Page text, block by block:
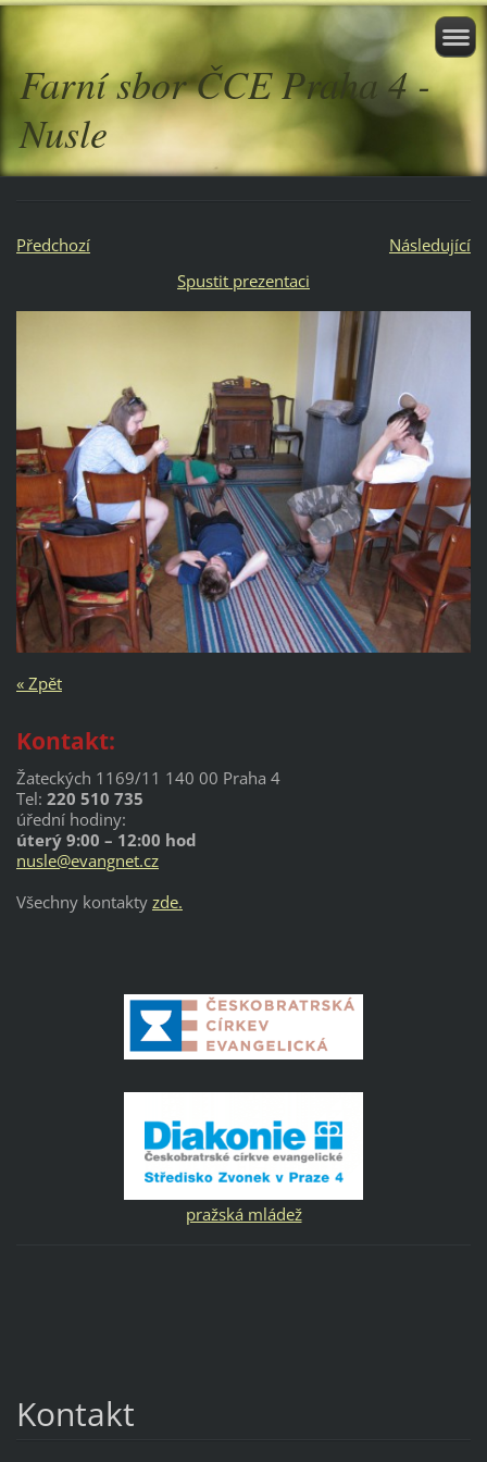
Farní sbor ČCE Praha 4 -
Nusle
Předchozí
Následující
Spustit prezentaci
« Zpět
Kontakt:
Žateckých 1169/11 140 00 Praha 4
Tel: 220 510 735
úřední hodiny:
úterý 9:00 – 12:00 hod
nusle@evangnet.cz
Všechny kontakty zde.
pražská mládež
Kontakt